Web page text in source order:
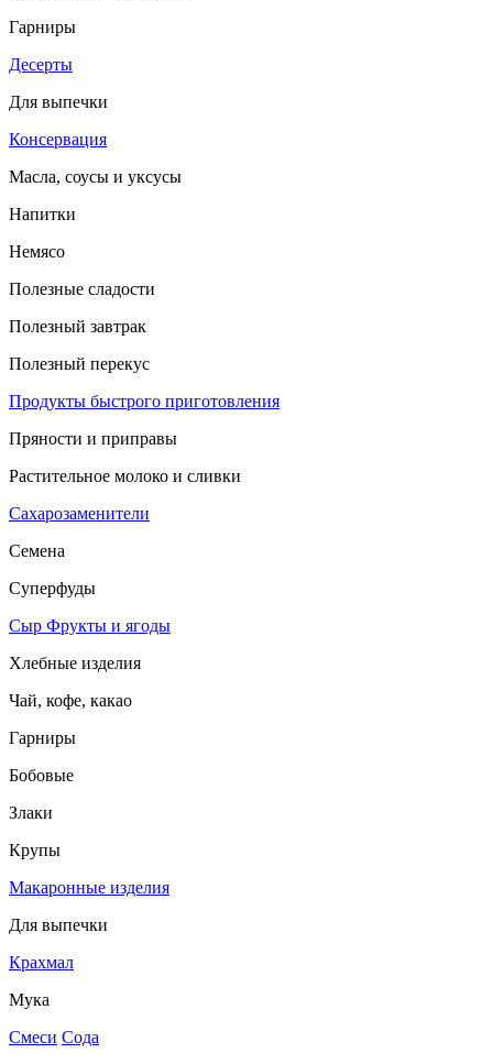
Гарниры
Десерты
Для выпечки
Консервация
Масла, соусы и уксусы
Напитки
Немясо
Полезные сладости
Полезный завтрак
Полезный перекус
Продукты быстрого приготовления
Пряности и приправы
Растительное молоко и сливки
Сахарозаменители
Семена
Суперфуды
Сыр Фрукты и ягоды
Хлебные изделия
Чай, кофе, какао
Гарниры
Бобовые
Злаки
Крупы
Макаронные изделия
Для выпечки
Крахмал
Мука
Смеси Сода